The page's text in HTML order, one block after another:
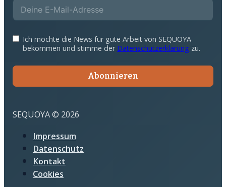
Ich möchte die News für gute Arbeit von SEQUOYA
bekommen und stimme der Datenschutzerklärung zu.
Abonnieren
SEQUOYA © 2026
Impressum
Datenschutz
Kontakt
Cookies